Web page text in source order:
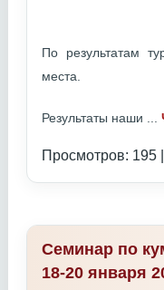
По результатам
места.
Результаты наши
Просмотров: 195
Семинар по
18-20 января